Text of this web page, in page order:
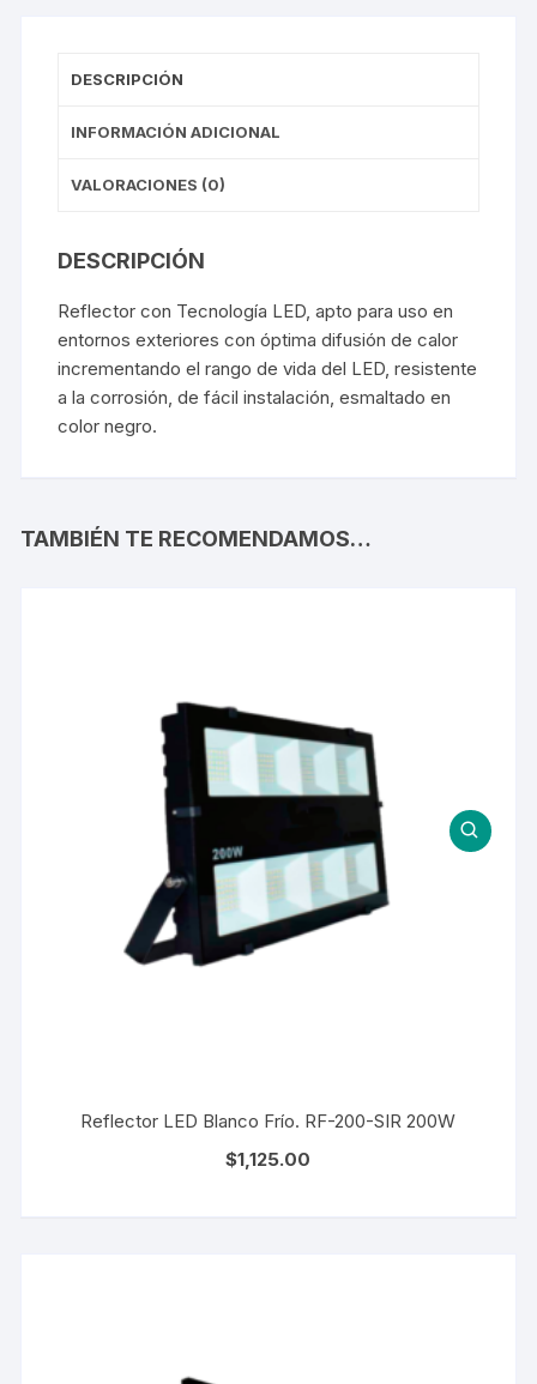
DESCRIPCIÓN
INFORMACIÓN ADICIONAL
VALORACIONES (0)
DESCRIPCIÓN
Reflector con Tecnología LED, apto para uso en
entornos exteriores con óptima difusión de calor
incrementando el rango de vida del LED, resistente
a la corrosión, de fácil instalación, esmaltado en
color negro.
TAMBIÉN TE RECOMENDAMOS…
Reflector LED Blanco Frío. RF-200-SIR 200W
$1,125.00